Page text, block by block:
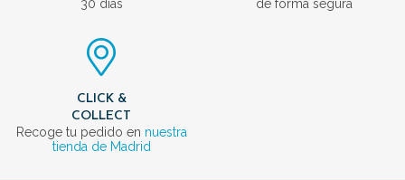
30 días
de forma segura
CLICK &
COLLECT
Recoge tu pedido en nuestra
tienda de Madrid